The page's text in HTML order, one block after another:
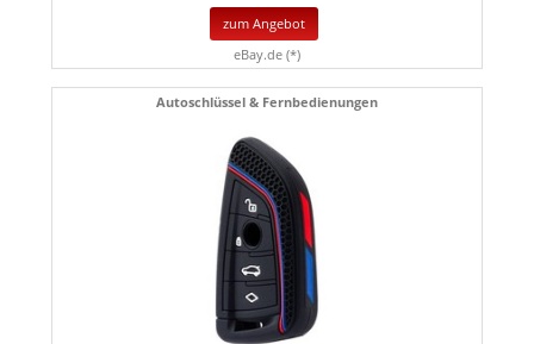
zum Angebot
eBay.de (*)
Autoschlüssel & Fernbedienungen